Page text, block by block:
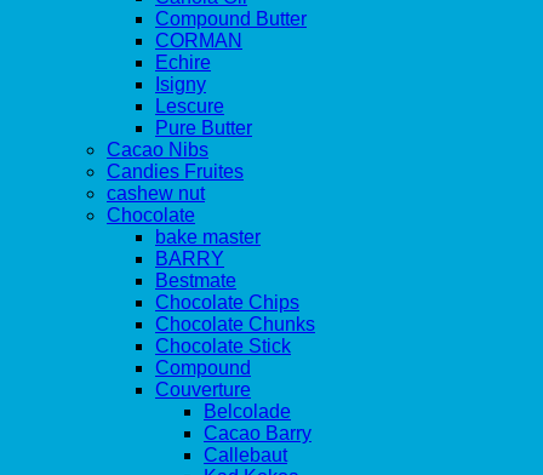
Compound Butter
CORMAN
Echire
Isigny
Lescure
Pure Butter
Cacao Nibs
Candies Fruites
cashew nut
Chocolate
bake master
BARRY
Bestmate
Chocolate Chips
Chocolate Chunks
Chocolate Stick
Compound
Couverture
Belcolade
Cacao Barry
Callebaut